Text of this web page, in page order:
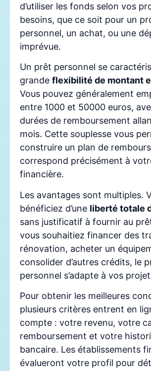
d’utiliser les fonds selon vos
besoins, que ce soit pour un
personnel, un achat, ou une
imprévue.
Un prêt personnel se
grande flexibilité de montant
Vous pouvez généralement
entre 1000 et 50000 euros,
durées de remboursement
mois. Cette souplesse vous
construire un plan de
correspond précisément à
financière.
Les avantages sont multiples.
bénéficiez d’une liberté totale
sans justificatif à fournir au
vous souhaitiez financer des
rénovation, acheter un
consolider d’autres crédits, le
personnel s’adapte à vos
Pour obtenir les meilleures
plusieurs critères entrent en
compte : votre revenu, votre
remboursement et votre
bancaire. Les établissements
évalueront votre profil pour